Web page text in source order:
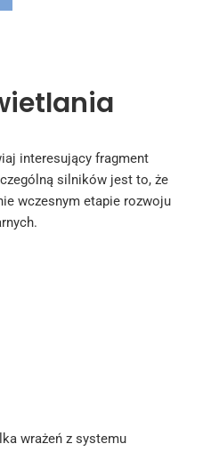
interesujący fragment
silników jest to, że
wczesnym etapie rozwoju
wrażeń z systemu